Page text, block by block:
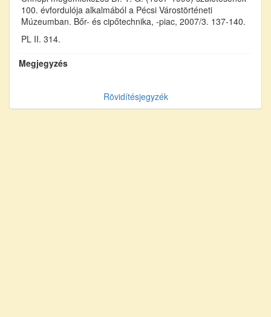
100. évfordulója alkalmából a Pécsi Várostörténeti
Múzeumban. Bőr- és cipőtechnika, -piac, 2007/3. 137-140.
PL II. 314.
Megjegyzés
Rövidítésjegyzék